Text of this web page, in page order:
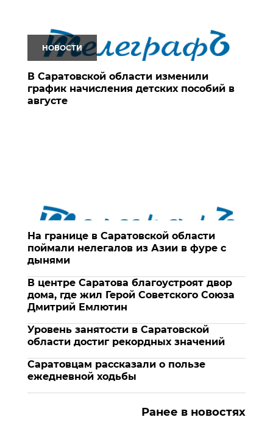
НОВОСТИ
В Саратовской области изменили
график начисления детских пособий в
августе
На границе в Саратовской области
поймали нелегалов из Азии в фуре с
дынями
В центре Саратова благоустроят двор
дома, где жил Герой Советского Союза
Дмитрий Емлютин
Уровень занятости в Саратовской
области достиг рекордных значений
Саратовцам рассказали о пользе
ежедневной ходьбы
Ранее в новостях